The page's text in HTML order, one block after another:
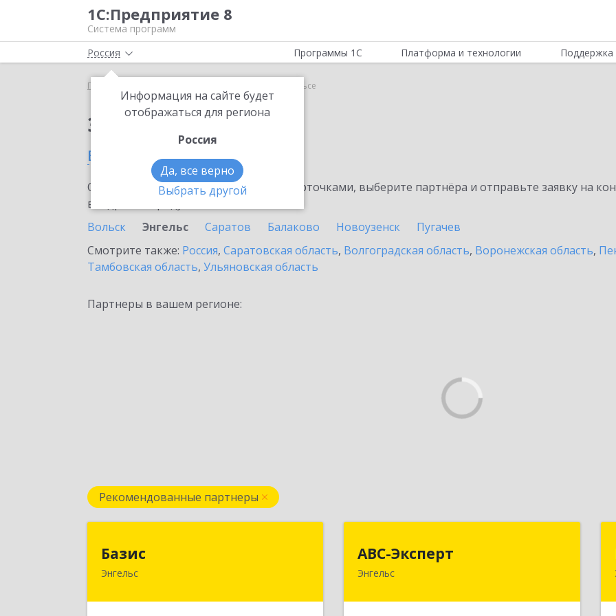
1С:Предприятие 8
Система программ
Россия
Информация на сайте будет
отображаться для региона
Россия
Да, все верно
Выбрать другой
Программы 1С Платформа и технологии Поддержка
Главная mag1c в Энгельсе
Заказать mag1c
в Энгельсе
Ознакомьтесь с информационными карточками, выберите партнёра и отправьте заявку на
внедрение продукта.
Вольск
Энгельс Саратов Балаково Новоузенск
Пугачев
Смотрите также: Россия, Саратовская область, Волгоградская область, Воронежская область,
Тамбовская область, Ульяновская область
Партнеры в вашем регионе:
Рекомендованные партнеры
Базис
Энгельс
АВС-Эксперт
Энгельс
413105, Саратовская обл, Энгельс г,